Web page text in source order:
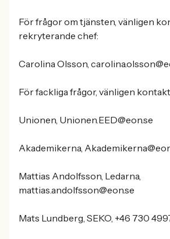
För frågor om tjänsten, vänligen
rekryterande chef:
Carolina Olsson,
För fackliga frågor, vänligen
Unionen, Unionen.EED@eon.se
Akademikerna,
Mattias Andolfsson, Ledarna,
mattias.andolfsson@eon.se
Mats Lundberg, SEKO, +46 730